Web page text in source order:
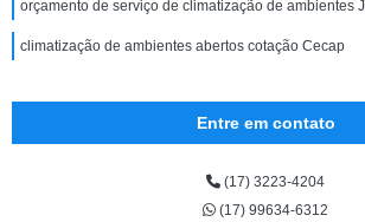
orçamento de serviço de climatização de ambientes
climatização de ambientes abertos cotação Cecap
Entre em contato
(17) 3223-4204
(17) 99634-6312